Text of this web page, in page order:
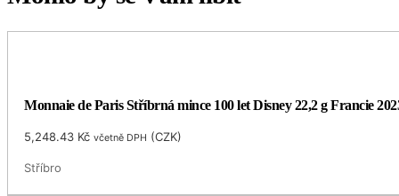
Monnaie de Paris Stříbrná mince 100 let Disney 22,2 g Francie
5,248.43 Kč včetně DPH (CZK)
Stříbro